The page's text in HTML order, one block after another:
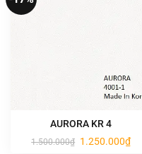
AURORA KR 4
1.500.000₫ Giá
gốc
1.250.000₫Giá
hiện